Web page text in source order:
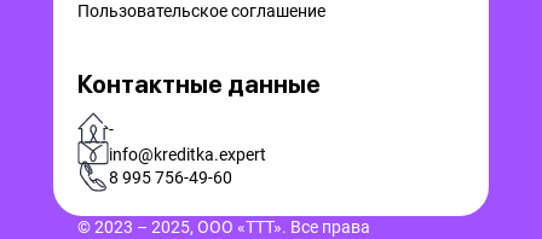
Пользовательское соглашение
Контактные данные
-
info@kreditka.expert
8 995 756-49-60
© 2023 – 2025, ООО «ТТТ». Все права